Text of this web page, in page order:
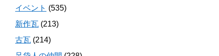
イベント (535)
新作瓦 (213)
古瓦 (214)